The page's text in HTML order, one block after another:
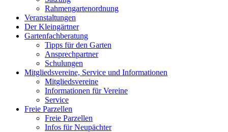
Rahmengartenordnung
Veranstaltungen
Der Kleingärtner
Gartenfachberatung
Tipps für den Garten
Ansprechpartner
Schulungen
Mitgliedsvereine, Service und Informationen
Mitgliedsvereine
Informationen für Vereine
Service
Freie Parzellen
Freie Parzellen
Infos für Neupächter